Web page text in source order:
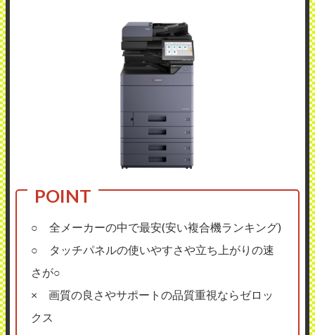
○ 全メーカーの中で最安(安い複合機ランキング)
○ タッチパネルの使いやすさや立ち上がりの速
さが○
× 画質の良さやサポートの品質重視ならゼロッ
クス